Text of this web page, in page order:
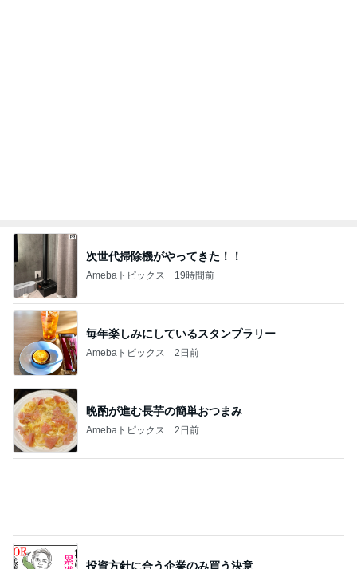
ゲキ甘ザッハトルテと塩っぱいサンド
Amebaトピックス